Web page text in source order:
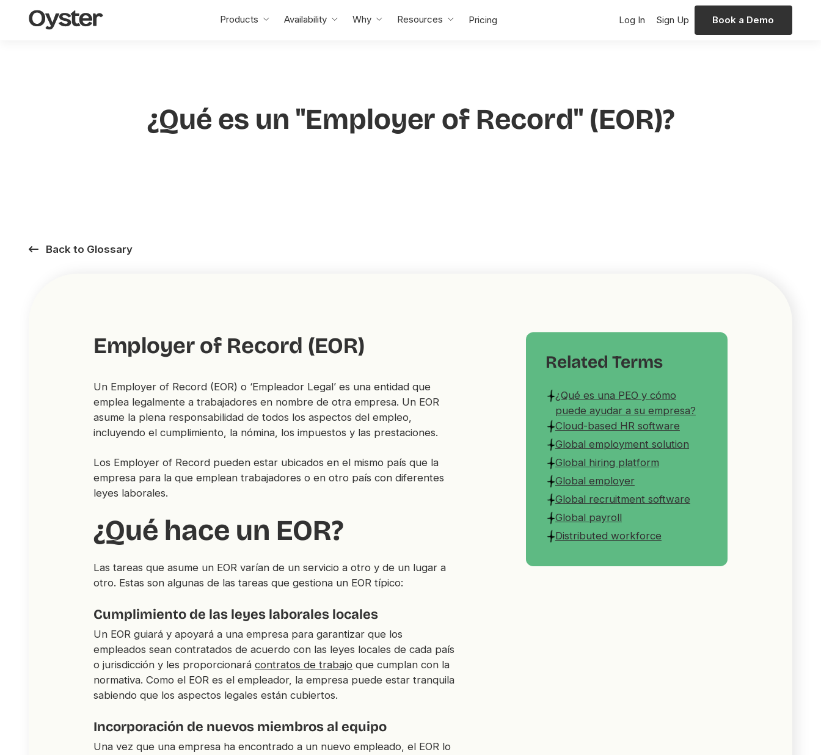
Oyster
Home
Products Availability Why Resources Pricing Log In Sign Up Book a Demo
¿Qué es un "Employer of Record" (EOR)?
Back to Glossary
Employer of Record (EOR)
Un Employer of Record (EOR) o ‘Empleador Legal’ es una entidad que
emplea legalmente a trabajadores en nombre de otra empresa. Un EOR
asume la plena responsabilidad de todos los aspectos del empleo,
incluyendo el cumplimiento, la nómina, los impuestos y las prestaciones.
Los Employer of Record pueden estar ubicados en el mismo país que la
empresa para la que emplean trabajadores o en otro país con diferentes
leyes laborales.
¿Qué hace un EOR?
Las tareas que asume un EOR varían de un servicio a otro y de un lugar a
otro. Estas son algunas de las tareas que gestiona un EOR típico:
Cumplimiento de las leyes laborales locales
Un EOR guiará y apoyará a una empresa para garantizar que los
empleados sean contratados de acuerdo con las leyes locales de cada país
o jurisdicción y les proporcionarácontratos de trabajo que cumplan con la
normativa. Como el EOR es el empleador, la empresa puede estar tranquila
sabiendo que los aspectos legales están cubiertos.
Incorporación de nuevos miembros al equipo
Una vez que una empresa ha encontrado a un nuevo empleado, el EOR lo
Related Terms
¿Qué es una PEO y cómo
puede ayudar a su empresa?
Cloud-based HR software
Global employment solution
Global hiring platform
Global employer
Global recruitment software
Global payroll
Distributed workforce